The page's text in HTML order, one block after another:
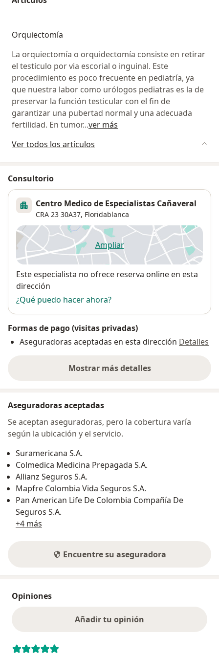
Orquiectomía
La orquiectomía o orquidectomía consiste en retirar
el testiculo por via escorial o inguinal. Este
procedimiento es poco frecuente en pediatría, ya
que nuestra labor como urólogos pediatras es la de
preservar la función testicular con el fin de
garantizar una pubertad normal y una adecuada
fertilidad. En tumor...ver más
Ver todos los artículos
Consultorio
Centro Medico de Especialistas Cañaveral
CRA 23 30A37, Floridablanca
Ampliarse abre en una nueva
Disponibilidad
Este especialista no ofrece reserva online en esta
dirección
¿Qué puedo hacer ahora?
Formas de pago (visitas privadas)
Aseguradoras aceptadas en esta dirección Detalles
Mostrar más detalles
sobre la dirección
Aseguradoras aceptadas
Se aceptan aseguradoras, pero la cobertura varía
según la ubicación y el servicio.
Suramericana S.A.
Colmedica Medicina Prepagada S.A.
Allianz Seguros S.A.
Mapfre Colombia Vida Seguros S.A.
Pan American Life De Colombia Compañía De
Seguros S.A.
+4 más
Encuentre su aseguradora
Opiniones
Añadir tu opinión